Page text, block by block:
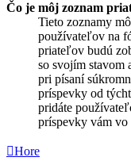
Čo je môj zoznam
Tieto zoznamy
používateľov na
priateľov budú
so svojím stavom
pri písaní
príspevky od
pridáte
príspevky vám vo
Hore